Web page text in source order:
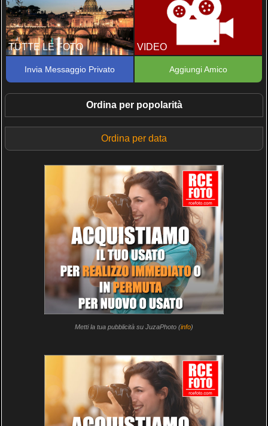
TUTTE LE FOTO VIDEO
Invia Messaggio Privato Aggiungi Amico
Ordina per popolarità
Ordina per data
Metti la tua pubblicità su JuzaPhoto (info)